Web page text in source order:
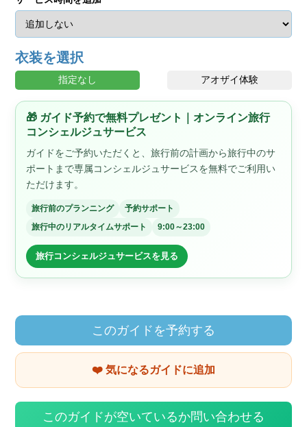
衣装を選択
指定なし アオザイ体験
🎁 ガイド予約で無料プレゼント｜オンライン旅行
コンシェルジュサービス
ガイドをご予約いただくと、旅行前の計画から旅行中のサ
ポートまで専属コンシェルジュサービスを無料でご利用い
ただけます。
旅行前のプランニング
予約サポート
旅行中のリアルタイムサポート
9:00～23:00
旅行コンシェルジュサービスを見る
このガイドを予約する
❤️ 気になるガイドに追加
このガイドが空いているか問い合わせる